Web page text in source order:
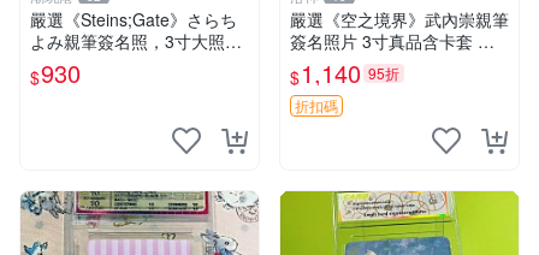
嚴選《Steins;Gate》さらち
よみ親筆簽名照，3寸大照片
附原裝卡磚。收藏家直供，限
量珍藏。 さらちよmi 作者 簽
$930
嚴選《空之境界》武內崇親筆
簽名照片 3寸真品含卡套 實
拍美照 古早收藏 經典角色 漫
畫周邊 簽名照 原畫
$1,140 95折
折扣碼